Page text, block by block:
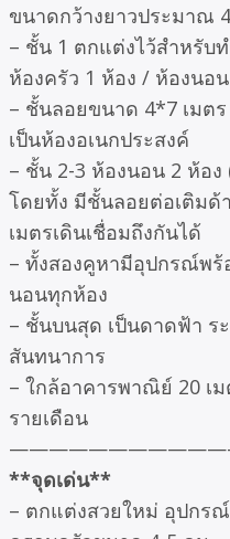
ขนาดกว้างยาวประมาณ
– ชั้น 1 ตกแต่งไว้สำหรับ
ห้องครัว 1 ห้อง / ห้องนอ
– ชั้นลอยขนาด 4*7 เมต
เป็นห้องอเนกประสงค์
– ชั้น 2-3 ห้องนอน 2 ห้อ
โดยทั้ง มีชั้นลอยต่อเติม
เมตรเดินเชื่อมถึงกันได้
– ทั้งสองคูหามีอุปกรณ์พร้
นอนทุกห้อง
– ชั้นบนสุด เป็นดาดฟ้า ร
สันทนาการ
– ใกล้อาคารพาณิย์ 20 เ
รายเดือน
**จุดเด่น**
– ตกแต่งสวยใหม่ อุปกร